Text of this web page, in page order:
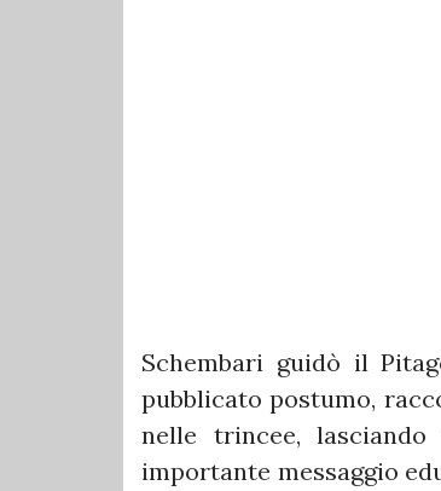
Schembari guidò il
pubblicato postumo,
nelle trincee,
importante messaggio